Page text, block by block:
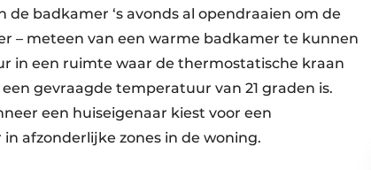
badkamer ‘s avonds al opendraaien om de
– meteen van een warme badkamer te kunnen
in een ruimte waar de thermostatische kraan
gevraagde temperatuur van 21 graden is.
een huiseigenaar kiest voor een
afzonderlijke zones in de woning.